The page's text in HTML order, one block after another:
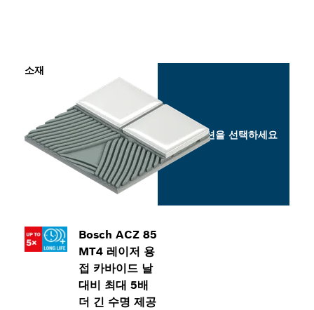
Bosch ACZ 85
MT4 레이저 용
접 카바이드 날
대비 최대 5배
더 긴 수명 제공
소재
옵션을 선택하세요